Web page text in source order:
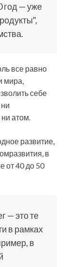
год — уже
все равно
мира,
себе
атом.
развитие,
в
от 40 до 50
— это те
в рамках
в